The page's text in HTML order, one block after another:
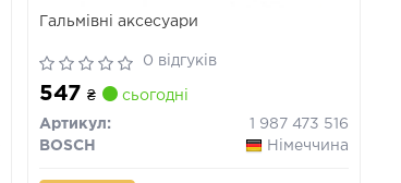
Гальмівні аксесуари
0 відгуків
547₴ сьогодні
Артикул:
1 987 473 516
BOSCH
Німеччина